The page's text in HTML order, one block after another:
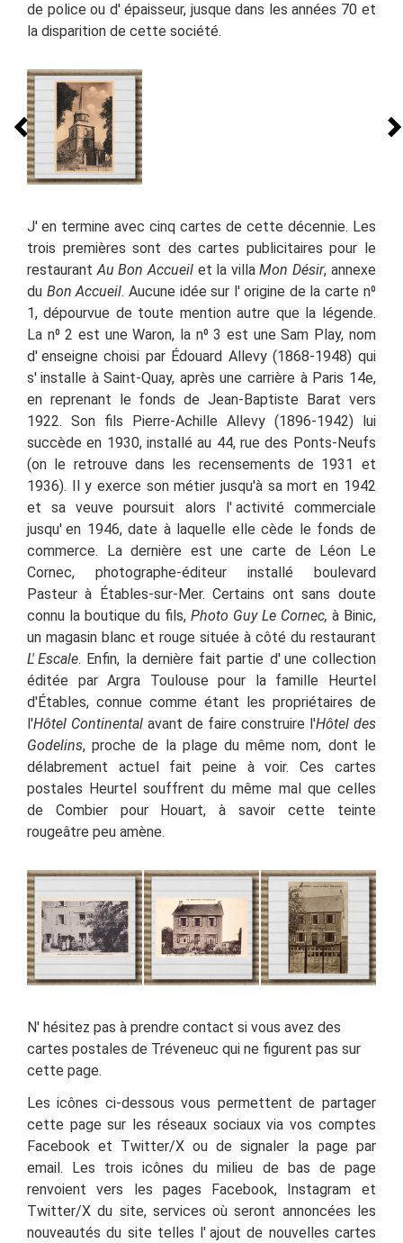
de police ou d' épaisseur, jusque dans les années 70 et
la disparition de cette société.
J' en termine avec cinq cartes de cette décennie. Les
trois premières sont des cartes publicitaires pour le
restaurantAu Bon Accueilet la villaMon Désir, annexe
du Bon Accueil. Aucune idée sur l' origine de la carte n⁰
1, dépourvue de toute mention autre que la légende.
La n⁰ 2 est une Waron, la n⁰ 3 est une Sam Play, nom
d' enseigne choisi par Édouard Allevy (1868-1948) qui
s' installe à Saint-Quay, après une carrière à Paris 14e,
en reprenant le fonds de Jean-Baptiste Barat vers
1922. Son fils Pierre-Achille Allevy (1896-1942) lui
succède en 1930, installé au 44, rue des Ponts-Neufs
(on le retrouve dans les recensements de 1931 et
1936). Il y exerce son métier jusqu'à sa mort en 1942
et sa veuve poursuit alors l' activité commerciale
jusqu' en 1946, date à laquelle elle cède le fonds de
commerce. La dernière est une carte de Léon Le
Cornec, photographe-éditeur installé boulevard
Pasteur à Étables-sur-Mer. Certains ont sans doute
connu la boutique du fils, Photo Guy Le Cornec, à Binic,
un magasin blanc et rouge située à côté du restaurant
L' Escale. Enfin, la dernière fait partie d' une collection
éditée par Argra Toulouse pour la famille Heurtel
d'Étables, connue comme étant les propriétaires de
l'Hôtel Continentalavant de faire construire l'Hôtel des
Godelins, proche de la plage du même nom, dont le
délabrement actuel fait peine à voir. Ces cartes
postales Heurtel souffrent du même mal que celles
de Combier pour Houart, à savoir cette teinte
rougeâtre peu amène.
N' hésitez pas à prendre contact si vous avez des
cartes postales de Tréveneuc qui ne figurent pas sur
cette page.
Les icônes ci-dessous vous permettent de partager
cette page sur les réseaux sociaux via vos comptes
Facebook et Twitter/X ou de signaler la page par
email. Les trois icônes du milieu de bas de page
renvoient vers les pages Facebook, Instagram et
Twitter/X du site, services où seront annoncées les
nouveautés du site telles l' ajout de nouvelles cartes